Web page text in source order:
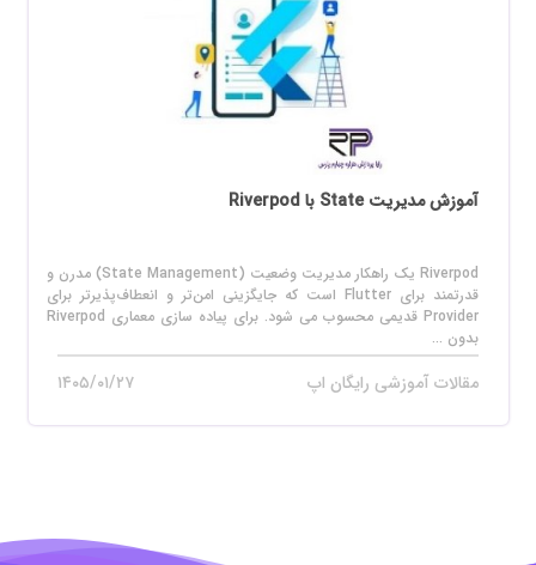
آموزش مدیریت State با Riverpod
Riverpod یک راهکار مدیریت وضعیت (State Management) مدرن و
قدرتمند برای Flutter است که جایگزینی امن‌تر و انعطاف‌پذیرتر برای
Provider قدیمی محسوب می‌ شود. برای پیاده‌ سازی معماری Riverpod
بدون ...
مقالات آموزشی رایگان اپ ۱۴۰۵/۰۱/۲۷